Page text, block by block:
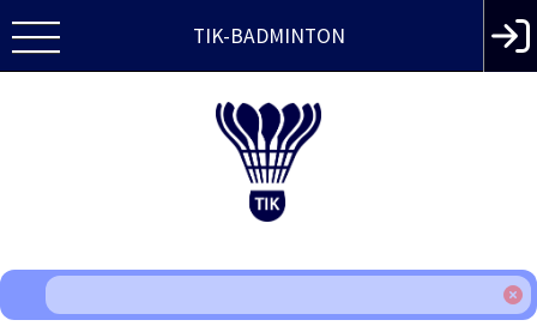
TIK-BADMINTON